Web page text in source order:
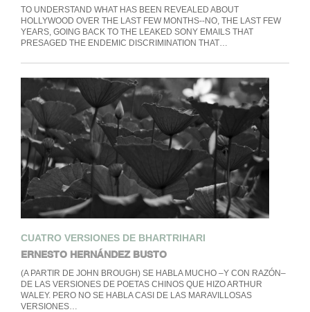
TO UNDERSTAND WHAT HAS BEEN REVEALED ABOUT
HOLLYWOOD OVER THE LAST FEW MONTHS--NO, THE LAST FEW
YEARS, GOING BACK TO THE LEAKED SONY EMAILS THAT
PRESAGED THE ENDEMIC DISCRIMINATION THAT…
CUATRO VERSIONES DE BHARTRIHARI
ERNESTO HERNÁNDEZ BUSTO
(A PARTIR DE JOHN BROUGH) SE HABLA MUCHO –Y CON RAZÓN–
DE LAS VERSIONES DE POETAS CHINOS QUE HIZO ARTHUR
WALEY. PERO NO SE HABLA CASI DE LAS MARAVILLOSAS
VERSIONES…